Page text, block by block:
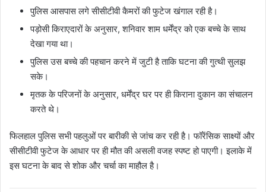
पुलिस आसपास लगे सीसीटीवी कैमरों की फुटेज खंगाल रही है।
पड़ोसी किराएदारों के अनुसार, शनिवार शाम धर्मेंद्र को एक बच्चे के साथ
देखा गया था।
पुलिस उस बच्चे की पहचान करने में जुटी है ताकि घटना की गुत्थी सुलझ
सके।
मृतक के परिजनों के अनुसार, धर्मेंद्र घर पर ही किराना दुकान का संचालन
करते थे।
फिलहाल पुलिस सभी पहलुओं पर बारीकी से जांच कर रही है। फॉरेंसिक साक्ष्यों और
सीसीटीवी फुटेज के आधार पर ही मौत की असली वजह स्पष्ट हो पाएगी। इलाके में
इस घटना के बाद से शोक और चर्चा का माहौल है।